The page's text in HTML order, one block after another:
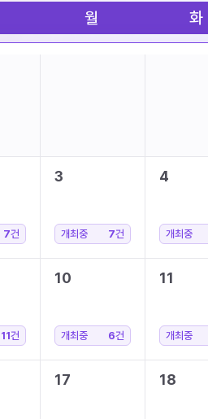
월 화
7건
3
개최중 7건
4
개최중
11건
10
개최중 6건
11
개최중
17 18